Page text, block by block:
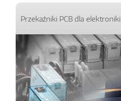
Przekaźniki PCB dla elektroniki